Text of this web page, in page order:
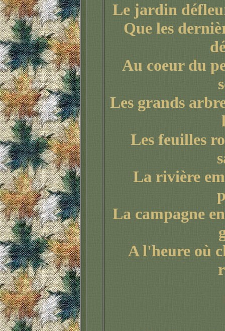
Le jardin
Que les
Au coeur du
Les grands
Les feuilles
La rivière
La campagne
A l'heure où